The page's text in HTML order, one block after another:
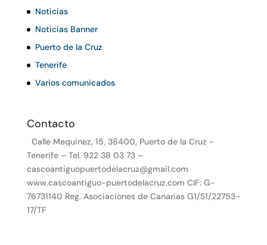
Noticias
Noticias Banner
Puerto de la Cruz
Tenerife
Varios comunicados
Contacto
Calle Mequinez, 15, 38400, Puerto de la Cruz -
Tenerife – Tel. 922 38 03 73 –
cascoantiguopuertodelacruz@gmail.com
www.cascoantiguo-puertodelacruz.com CIF: G-
76731140 Reg. Asociaciones de Canarias G1/S1/22753-
17/TF